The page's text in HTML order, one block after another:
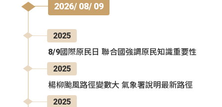
2026/ 08/ 09
2025
8/9國際原民日 聯合國強調原民知識重要性
2025
楊柳颱風路徑變數大 氣象署說明最新路徑
2025